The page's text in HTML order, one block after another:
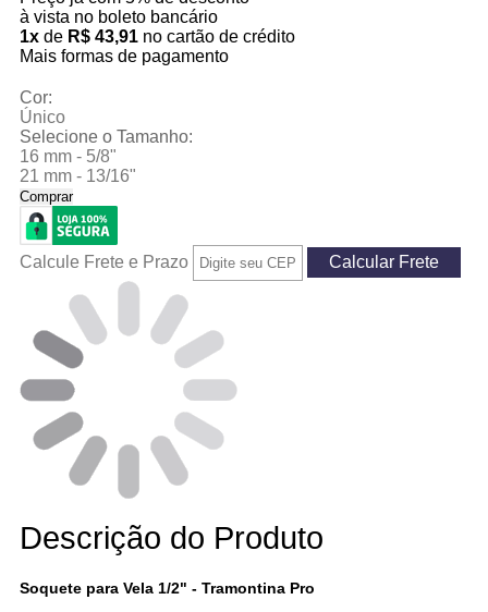
à vista no boleto bancário
1xde R$ 43,91 no cartão de crédito
Mais formas de pagamento
Cor:
Único
Selecione o Tamanho:
16 mm - 5/8"
21 mm - 13/16"
Comprar
Calcule Frete e Prazo
Descrição do Produto
Soquete para Vela 1/2" - Tramontina Pro